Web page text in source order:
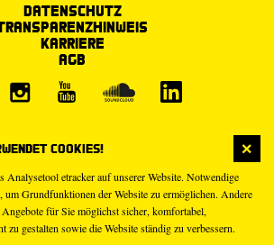
Cookies!
Analysetool etracker auf unserer Website. Notwendige
um Grundfunktionen der Website zu ermöglichen. Andere
für Sie möglichst sicher, komfortabel,
zu gestalten sowie die Website ständig zu verbessern.
Datenschutz
Karriere
AGB